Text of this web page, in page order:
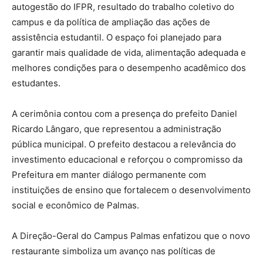
autogestão do IFPR, resultado do trabalho coletivo do
campus e da política de ampliação das ações de
assistência estudantil. O espaço foi planejado para
garantir mais qualidade de vida, alimentação adequada e
melhores condições para o desempenho acadêmico dos
estudantes.
A cerimônia contou com a presença do prefeito Daniel
Ricardo Lângaro, que representou a administração
pública municipal. O prefeito destacou a relevância do
investimento educacional e reforçou o compromisso da
Prefeitura em manter diálogo permanente com
instituições de ensino que fortalecem o desenvolvimento
social e econômico de Palmas.
A Direção-Geral do Campus Palmas enfatizou que o novo
restaurante simboliza um avanço nas políticas de